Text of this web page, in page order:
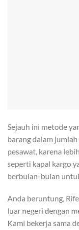
Sejauh ini metode
barang dalam
pesawat, karena
seperti kapal kargo
berbulan-bulan
Anda beruntung,
luar negeri dengan
Kami bekerja sama